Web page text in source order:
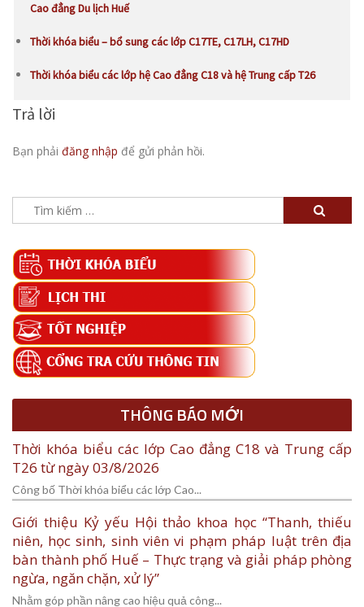
Cao đẳng Du lịch Huế
Thời khóa biểu – bổ sung các lớp C17TE, C17LH, C17HD
Thời khóa biểu các lớp hệ Cao đẳng C18 và hệ Trung cấp T26
Trả lời
Bạn phải đăng nhập để gửi phản hồi.
kiếm
THÔNG BÁO MỚI
Thời khóa biểu các lớp Cao đẳng C18 và Trung cấp
T26 từ ngày 03/8/2026
Công bố Thời khóa biểu các lớp Cao...
Giới thiệu Kỷ yếu Hội thảo khoa học “Thanh, thiếu
niên, học sinh, sinh viên vi phạm pháp luật trên địa
bàn thành phố Huế – Thực trạng và giải pháp phòng
ngừa, ngăn chặn, xử lý”
Nhằm góp phần nâng cao hiệu quả công...